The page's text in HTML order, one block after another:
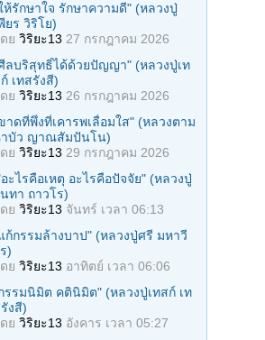
ห้รักษาใจ รักษาความดี" (หลวงปู่
ยร วิริโย)
ย วิริยะ13 27 กรกฎาคม 2026
ลบริสุทธิ์ได้ด้วยปัญญา" (หลวงปู่เท
เทสรังสี)
ย วิริยะ13 26 กรกฎาคม 2026
าดที่พึ่งที่เคารพเลื่อมใส" (หลวงตาม
บัว ญาณสัมปันโน)
ย วิริยะ13 29 กรกฎาคม 2026
อะไรคือเหตุ อะไรคือปัจจัย" (หลวงปู่
ทา ถาวโร)
ย วิริยะ13 จันทร์ เวลา 06:13
ก้กรรมล้างบาป" (หลวงปู่ศรี มหาวี
)
ย วิริยะ13 อาทิตย์ เวลา 06:06
รรมนิมิต คตินิมิต" (หลวงปู่เทสก์ เท
งสี)
ย วิริยะ13 อังคาร เวลา 05:27